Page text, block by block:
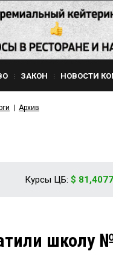
ЗАКОН НОВОСТИ
Архив
Курсы ЦБ: $ 81,4077
школу